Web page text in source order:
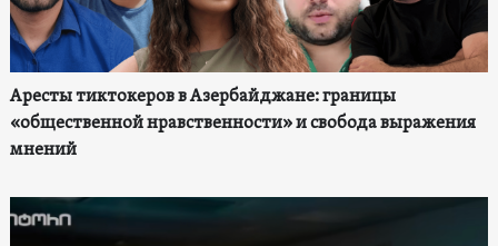
Аресты тиктокеров в Азербайджане: границы
«общественной нравственности» и свобода выражения
мнений